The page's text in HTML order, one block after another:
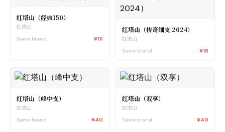
红塔山（经典150）
红塔山
Same brand
¥16
红塔山（传奇细支 2024）
红塔山
Same brand
¥18
红塔山（峰中支）
红塔山
Same brand
¥40
红塔山（双享）
红塔山
Same brand
¥40